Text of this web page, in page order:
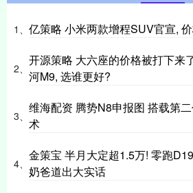
1、 亿策略 小米两款增程SUV官宣,
2、
开源策略 大六座的价格被打下来
河M9, 选谁更好?
3、
维海配资 腾势N8申报图 搭载第
术
4、
金策宝 半月大定超1.5万! 零跑
奶爸道出大实话